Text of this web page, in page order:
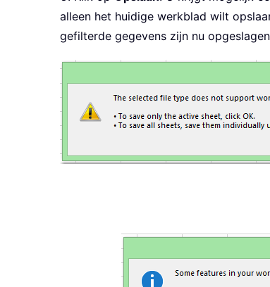
alleen het huidige werkblad wilt
gefilterde gegevens zijn nu